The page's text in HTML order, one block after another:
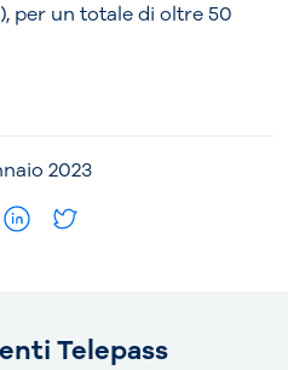
per un totale di oltre 50
2023
Telepass